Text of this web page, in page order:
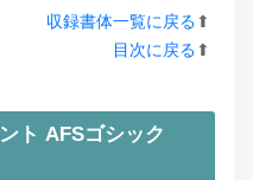
収録書体一覧に戻る⬆︎
目次に戻る⬆︎
ト AFSゴシック